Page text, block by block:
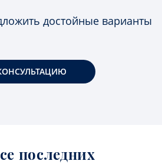
достойные варианты
последних